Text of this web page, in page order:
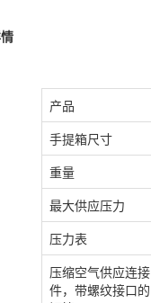
产品
手提箱尺寸
重量
最大供应压力
压力表
压缩空气供应连接
件，带螺纹接口的